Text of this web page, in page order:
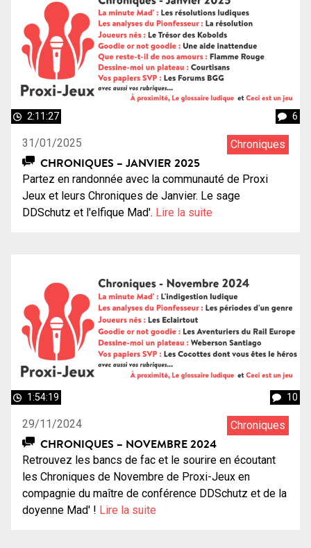
2:11:27 6
31/01/2025 Chroniques
CHRONIQUES – JANVIER 2025
Partez en randonnée avec la communauté de Proxi
Jeux et leurs Chroniques de Janvier. Le sage
DDSchutz et l'elfique Mad'. Lire la suite
1:54:19 10
29/11/2024 Chroniques
CHRONIQUES – NOVEMBRE 2024
Retrouvez les bancs de fac et le sourire en écoutant
les Chroniques de Novembre de Proxi-Jeux en
compagnie du maître de conférence DDSchutz et de la
doyenne Mad' ! Lire la suite